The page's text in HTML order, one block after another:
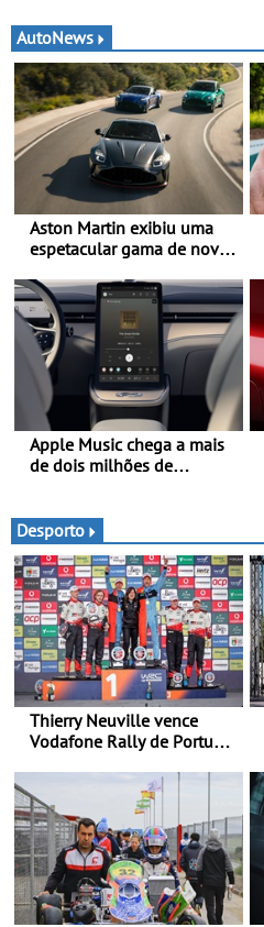
AutoNews
Aston Martin exibiu uma
espetacular gama de novos
Festival of Speed 2026
Apple Music chega a mais
de dois milhões de
Desporto
Thierry Neuville vence
Vodafone Rally de Portugal
especial tira triunfo a Ogier